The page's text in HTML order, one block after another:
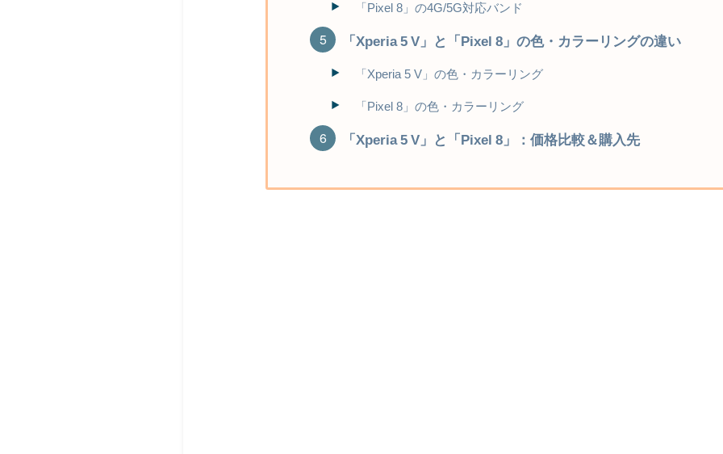
「Pixel 8」の4G/5G対応バンド
「Xperia 5 V」と「Pixel 8」の色・カラーリングの違い
「Xperia 5 V」の色・カラーリング
「Pixel 8」の色・カラーリング
「Xperia 5 V」と「Pixel 8」：価格比較＆購入先